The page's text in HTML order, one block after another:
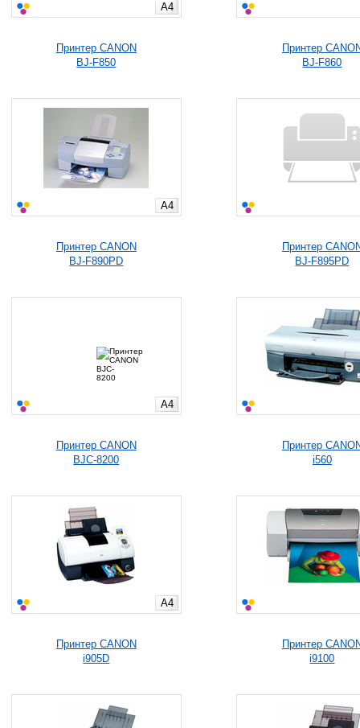
A4
Принтер CANON
BJ-F850
Принтер
BJ-F860
A4
Принтер CANON
BJ-F890PD
Принтер
BJ-F895PD
A4
Принтер CANON
BJC-8200
Принтер
i560
A4
Принтер CANON
i905D
Принтер
i9100